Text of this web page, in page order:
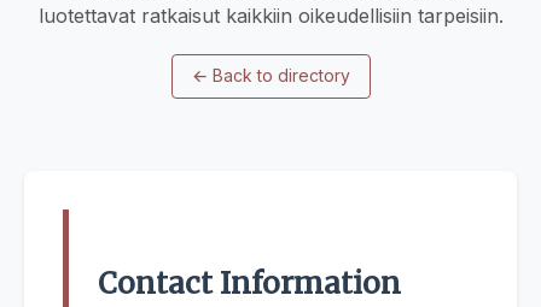
luotettavat ratkaisut kaikkiin oikeudellisiin tarpeisiin.
← Back to directory
Contact Information